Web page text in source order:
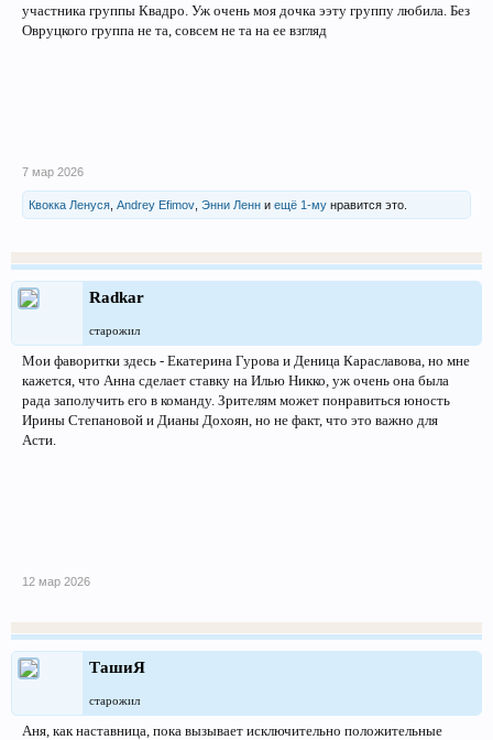
участника группы Квадро. Уж очень моя дочка ээту группу любила. Без
Овруцкого группа не та, совсем не та на ее взгляд
7 мар 2026
Квокка Ленуся Andrey Efimov Энни Ленн и ещё 1-му нравится это.
Radkar
старожил
Мои фаворитки здесь - Екатерина Гурова и Деница Караславова, но мне
кажется, что Анна сделает ставку на Илью Никко, уж очень она была
рада заполучить его в команду. Зрителям может понравиться юность
Ирины Степановой и Дианы Дохоян, но не факт, что это важно для
Асти.
12 мар 2026
ТашиЯ
старожил
Аня, как наставница, пока вызывает исключительно положительные